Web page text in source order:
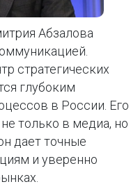
Абзалова
стратегических
глубоким
в России. Его
только в медиа, но
дает точные
и уверенно